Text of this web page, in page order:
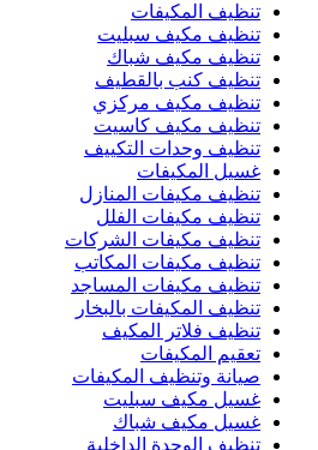
تنظيف المكيفات
تنظيف مكيف سبليت
تنظيف مكيف شباك
تنظيف كنب بالقطيف
تنظيف مكيف مركزي
تنظيف مكيف كاسيت
تنظيف وحدات التكييف
غسيل المكيفات
تنظيف مكيفات المنازل
تنظيف مكيفات الفلل
تنظيف مكيفات الشركات
تنظيف مكيفات المكاتب
تنظيف مكيفات المساجد
تنظيف المكيفات بالبخار
تنظيف فلاتر المكيف
تعقيم المكيفات
صيانة وتنظيف المكيفات
غسيل مكيف سبليت
غسيل مكيف شباك
تنظيف الوحدة الداخلية